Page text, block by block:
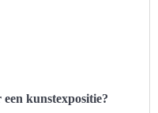
kunstexpositie?